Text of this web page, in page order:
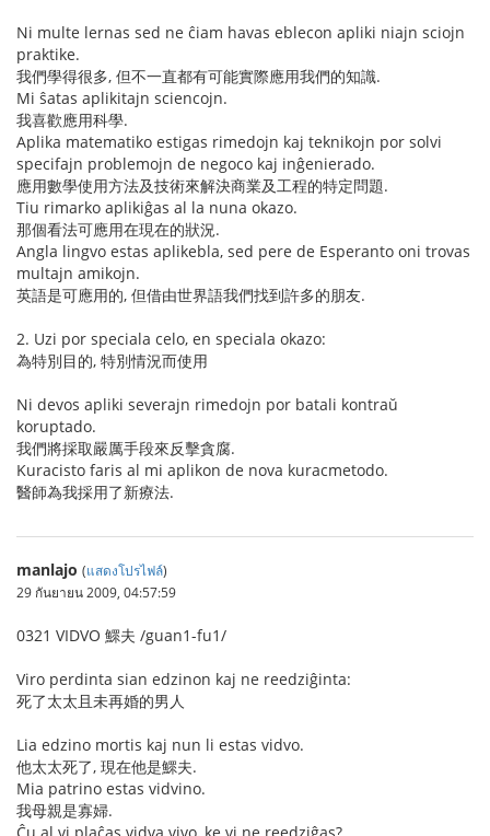
Ni multe lernas sed ne ĉiam havas eblecon apliki niajn sciojn
praktike.
我們學得很多, 但不一直都有可能實際應用我們的知識.
Mi ŝatas aplikitajn sciencojn.
我喜歡應用科學.
Aplika matematiko estigas rimedojn kaj teknikojn por solvi
specifajn problemojn de negoco kaj inĝenierado.
應用數學使用方法及技術來解決商業及工程的特定問題.
Tiu rimarko aplikiĝas al la nuna okazo.
那個看法可應用在現在的狀況.
Angla lingvo estas aplikebla, sed pere de Esperanto oni trovas
multajn amikojn.
英語是可應用的, 但借由世界語我們找到許多的朋友.
2. Uzi por speciala celo, en speciala okazo:
為特別目的, 特別情況而使用
Ni devos apliki severajn rimedojn por batali kontraŭ
koruptado.
我們將採取嚴厲手段來反擊貪腐.
Kuracisto faris al mi aplikon de nova kuracmetodo.
醫師為我採用了新療法.
manlajo (แสดงโปรไฟล์)
29 กันยายน 2009, 04:57:59
0321 VIDVO 鰥夫 /guan1-fu1/
Viro perdinta sian edzinon kaj ne reedziĝinta:
死了太太且未再婚的男人
Lia edzino mortis kaj nun li estas vidvo.
他太太死了, 現在他是鰥夫.
Mia patrino estas vidvino.
我母親是寡婦.